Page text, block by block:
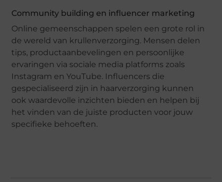
Community building en influencer marketing
Online gemeenschappen spelen een grote rol in
de wereld van krullenverzorging. Mensen delen
tips, productaanbevelingen en persoonlijke
ervaringen via sociale media platforms zoals
Instagram en YouTube. Influencers die
gespecialiseerd zijn in haarverzorging kunnen
ook waardevolle inzichten bieden en helpen bij
het vinden van de juiste producten voor jouw
specifieke behoeften.